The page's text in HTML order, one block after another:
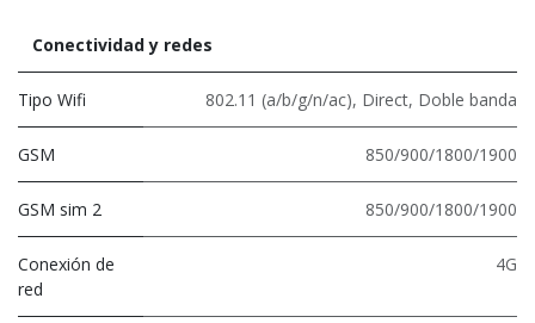
Conectividad y redes
Tipo Wifi 802.11 (a/b/g/n/ac), Direct, Doble banda
GSM 850/900/1800/1900
GSM sim 2 850/900/1800/1900
Conexión de
red
4G